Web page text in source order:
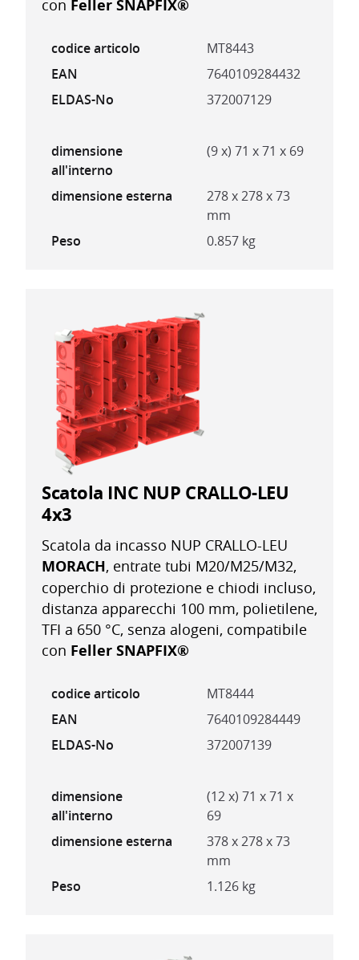
con Feller SNAPFIX®
codice articolo
MT8443
EAN
7640109284432
ELDAS-No
372007129
dimensione
all'interno
(9 x) 71 x 71 x 69
dimensione esterna
278 x 278 x 73
mm
Peso
0.857 kg
Scatola INC NUP CRALLO-LEU
4x3
Scatola da incasso NUP CRALLO-LEU
MORACH, entrate tubi M20/M25/M32,
coperchio di protezione e chiodi incluso,
distanza apparecchi 100 mm, polietilene,
TFI a 650 °C, senza alogeni, compatibile
con Feller SNAPFIX®
codice articolo
MT8444
EAN
7640109284449
ELDAS-No
372007139
dimensione
all'interno
(12 x) 71 x 71 x
69
dimensione esterna
378 x 278 x 73
mm
Peso
1.126 kg